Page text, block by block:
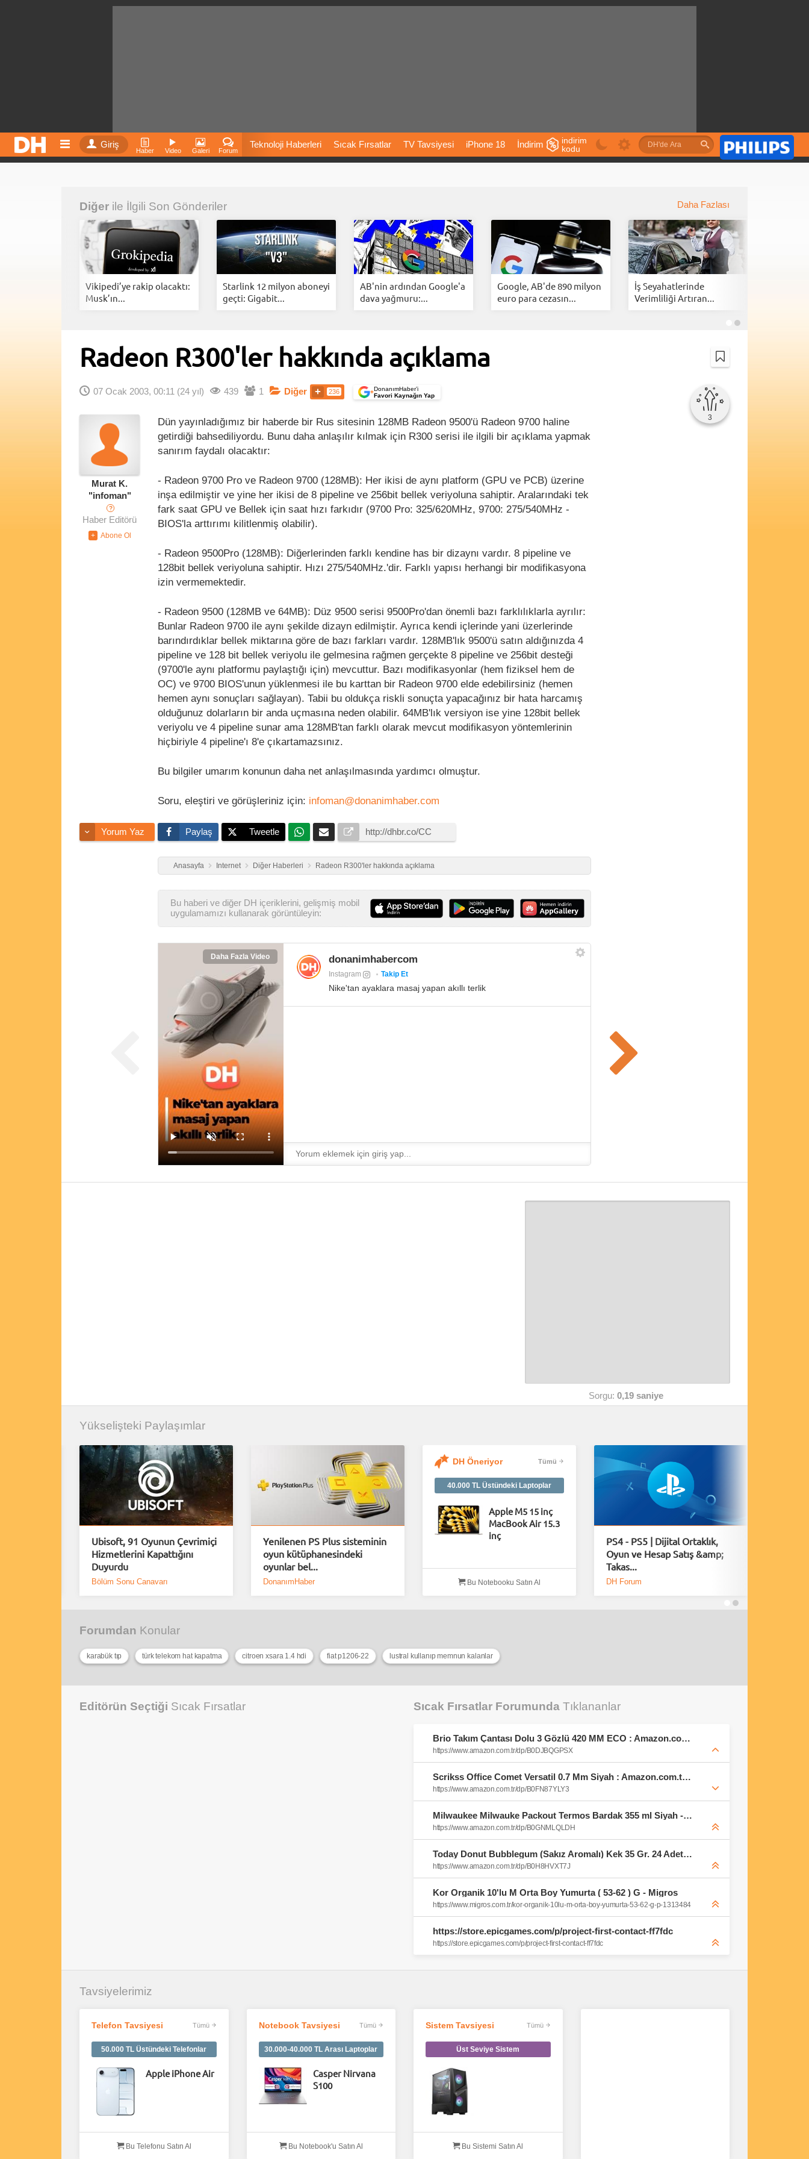
Giriş
Haber Video Galeri Forum
Teknoloji Haberleri Sıcak Fırsatlar TV Tavsiyesi iPhone 18 İndirim
İnstagram Dondurma İnstagram Çöktü Mü
indirim
kodu
Diğer ile İlgili Son Gönderiler Daha Fazlası
Vikipedi’ye rakip olacaktı:
Musk’ın...
Starlink 12 milyon aboneyi
geçti: Gigabit...
AB'nin ardından Google'a
dava yağmuru:...
Google, AB'de 890 milyon
euro para cezasın...
İş Seyahatlerinde
Verimliliği Artıran...
Radeon R300'ler hakkında açıklama
07 Ocak 2003, 00:11 (24 yıl) 439 1 Diğer 236 +DonanımHaber’i
Favori Kaynağın Yap
3
Murat K.
"infoman"
?
Haber Editörü
Dün yayınladığımız bir haberde bir Rus sitesinin 128MB Radeon 9500'ü Radeon 9700 haline
getirdiği bahsediliyordu. Bunu daha anlaşılır kılmak için R300 serisi ile ilgili bir açıklama yapmak
sanırım faydalı olacaktır:
- Radeon 9700 Pro ve Radeon 9700 (128MB): Her ikisi de aynı platform (GPU ve PCB) üzerine
inşa edilmiştir ve yine her ikisi de 8 pipeline ve 256bit bellek veriyoluna sahiptir. Aralarındaki tek
fark saat GPU ve Bellek için saat hızı farkıdır (9700 Pro: 325/620MHz, 9700: 275/540MHz -
BIOS'la arttırımı kilitlenmiş olabilir).
- Radeon 9500Pro (128MB): Diğerlerinden farklı kendine has bir dizaynı vardır. 8 pipeline ve
128bit bellek veriyoluna sahiptir. Hızı 275/540MHz.'dir. Farklı yapısı herhangi bir modifikasyona
izin vermemektedir.
- Radeon 9500 (128MB ve 64MB): Düz 9500 serisi 9500Pro'dan önemli bazı farklılıklarla ayrılır:
Bunlar Radeon 9700 ile aynı şekilde dizayn edilmiştir. Ayrıca kendi içlerinde yani üzerlerinde
barındırdıklar bellek miktarına göre de bazı farkları vardır. 128MB'lık 9500'ü satın aldığınızda 4
pipeline ve 128 bit bellek veriyolu ile gelmesina rağmen gerçekte 8 pipeline ve 256bit desteği
(9700'le aynı platformu paylaştığı için) mevcuttur. Bazı modifikasyonlar (hem fiziksel hem de
OC) ve 9700 BIOS'unun yüklenmesi ile bu karttan bir Radeon 9700 elde edebilirsiniz (hemen
hemen aynı sonuçları sağlayan). Tabii bu oldukça riskli sonuçta yapacağınız bir hata harcamış
olduğunuz dolarların bir anda uçmasına neden olabilir. 64MB'lık versiyon ise yine 128bit bellek
veriyolu ve 4 pipeline sunar ama 128MB'tan farklı olarak mevcut modifikasyon yöntemlerinin
hiçbiriyle 4 pipeline'ı 8'e çıkartamazsınız.
Bu bilgiler umarım konunun daha net anlaşılmasında yardımcı olmuştur.
Soru, eleştiri ve görüşleriniz için: infoman@donanimhaber.com
Yorum Yaz Paylaş Tweetle
Anasayfa Internet Diğer Haberleri Radeon R300'ler hakkında açıklama
Bu haberi ve diğer DH içeriklerini, gelişmiş mobil
uygulamamızı kullanarak görüntüleyin:
Daha Fazla Video donanimhabercom
Instagram Takip Et
Nike'tan ayaklara masaj yapan akıllı terlik
Sorgu: 0,19 saniye
Yükselişteki Paylaşımlar
Ubisoft, 91 Oyunun Çevrimiçi
Hizmetlerini Kapattığını
Duyurdu
Bölüm Sonu Canavarı
Yenilenen PS Plus sisteminin
oyun kütüphanesindeki
oyunlar bel...
DonanımHaber
DH Öneriyor Tümü
40.000 TL Üstündeki Laptoplar
Apple M5 15 inç
MacBook Air 15.3
inç
Bu Notebooku Satın Al
PS4 - PS5 | Dijital Ortaklık,
Oyun ve Hesap Satış &amp;
Takas...
DH Forum
Forumdan Konular
karabük tıp türk telekom hat kapatma citroen xsara 1.4 hdi fiat p1206-22 lustral kullanıp memnun kalanlar
Editörün Seçtiği Sıcak Fırsatlar Sıcak Fırsatlar Forumunda Tıklananlar
Brio Takım Çantası Dolu 3 Gözlü 420 MM ECO : Amazon.com.tr: Otomotiv
https://www.amazon.com.tr/dp/B0DJBQGPSX
Scrikss Office Comet Versatil 0.7 Mm Siyah : Amazon.com.tr: Ofis ve Kırtasiye
https://www.amazon.com.tr/dp/B0FN87YLY3
Milwaukee Milwauke Packout Termos Bardak 355 ml Siyah - 4932498978 : Amazon.com.tr: Mutfak
https://www.amazon.com.tr/dp/B0GNMLQLDH
Today Donut Bubblegum (Sakız Aromalı) Kek 35 Gr. 24 Adet (1 Kutu) | Sakız aromalı : Amazon.com.tr: Gıda Ürünleri
https://www.amazon.com.tr/dp/B0H8HVXT7J
Kor Organik 10'lu M Orta Boy Yumurta ( 53-62 ) G - Migros
https://www.migros.com.tr/kor-organik-10lu-m-orta-boy-yumurta-53-62-g-p-1313484
https://store.epicgames.com/p/project-first-contact-ff7fdc
https://store.epicgames.com/p/project-first-contact-ff7fdc
Tavsiyelerimiz
Telefon Tavsiyesi Tümü
50.000 TL Üstündeki Telefonlar
Apple iPhone Air
Bu Telefonu Satın Al
Notebook Tavsiyesi Tümü
30.000-40.000 TL Arası Laptoplar
Casper Nirvana
S100
Bu Notebook'u Satın Al
Sistem Tavsiyesi Tümü
Üst Seviye Sistem
Bu Sistemi Satın Al